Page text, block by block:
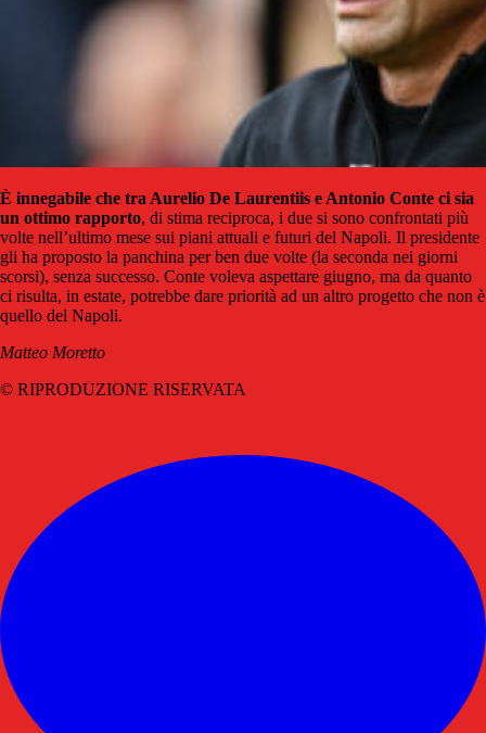
È innegabile che tra Aurelio De Laurentiis e Antonio Conte ci sia
un ottimo rapporto, di stima reciproca, i due si sono confrontati più
volte nell’ultimo mese sui piani attuali e futuri del Napoli. Il presidente
gli ha proposto la panchina per ben due volte (la seconda nei giorni
scorsi), senza successo. Conte voleva aspettare giugno, ma da quanto
ci risulta, in estate, potrebbe dare priorità ad un altro progetto che non è
quello del Napoli.
Matteo Moretto
© RIPRODUZIONE RISERVATA